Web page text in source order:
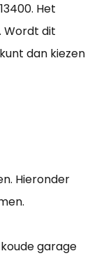
Het
Wordt dit
dan kiezen
Hieronder
garage